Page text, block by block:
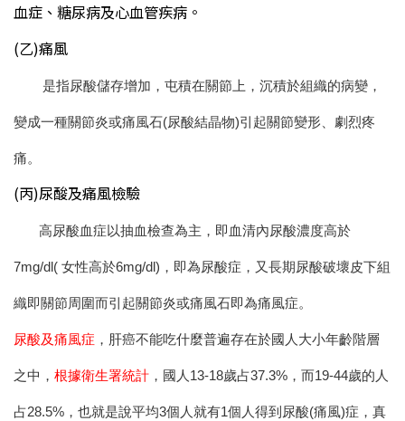
血症、糖尿病及心血管疾病。
(乙)痛風
是指尿酸儲存增加，屯積在關節上，沉積於組織的病變，
變成一種關節炎或痛風石(尿酸結晶物)引起關節變形、劇烈疼
痛。
(丙)尿酸及痛風檢驗
高尿酸血症以抽血檢查為主，即血清內尿酸濃度高於
7mg/dl( 女性高於6mg/dl)，即為尿酸症，又長期尿酸破壞皮下組
織即關節周圍而引起關節炎或痛風石即為痛風症。
尿酸及痛風症 ， 肝癌不能吃什麼普遍存在於國人大小年齡階層
之中， 根據衛生署統計 ，國人13-18歲占37.3%，而19-44歲的人
占28.5%，也就是說平均3個人就有1個人得到尿酸(痛風)症，真